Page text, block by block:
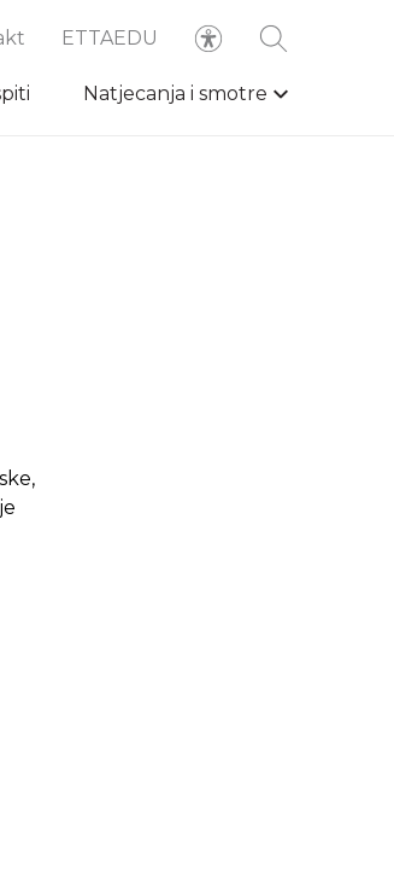
ETTAEDU
Natjecanja i smotre